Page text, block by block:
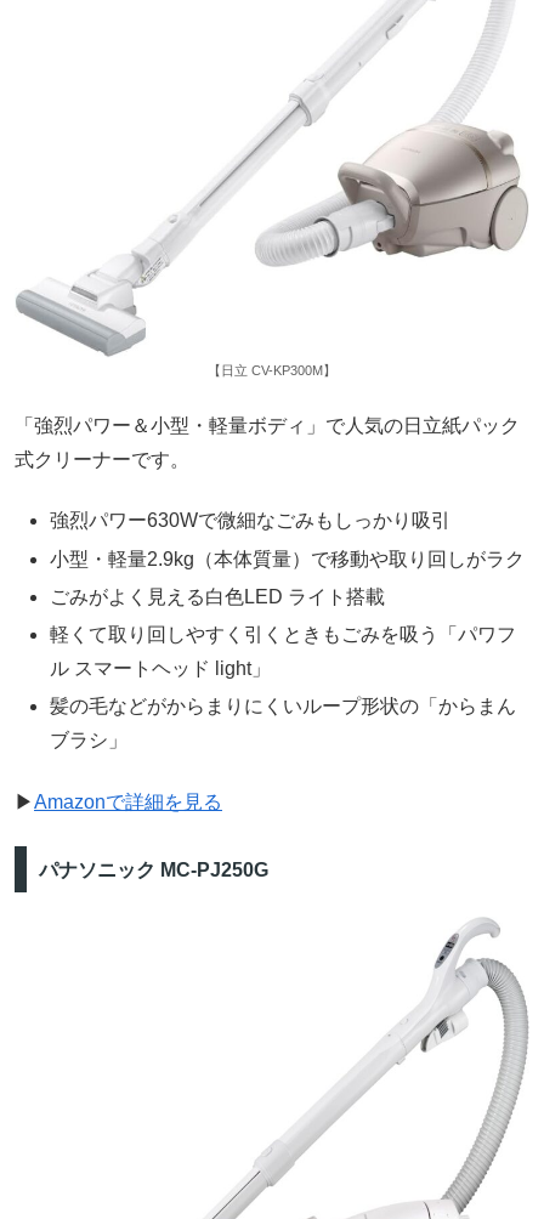
【日立 CV-KP300M】
「強烈パワー＆小型・軽量ボディ」で人気の日立紙パック
式クリーナーです。
強烈パワー630Wで微細なごみもしっかり吸引
小型・軽量2.9kg（本体質量）で移動や取り回しがラク
ごみがよく見える白色LED ライト搭載
軽くて取り回しやすく引くときもごみを吸う「パワフ
ル スマートヘッド light」
髪の毛などがからまりにくいループ形状の「からまん
ブラシ」
▶Amazonで詳細を見る
パナソニック MC-PJ250G